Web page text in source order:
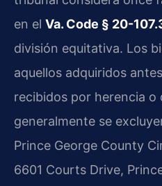
en el Va. Code § 20-
división equitativa. Los
aquellos adquiridos
recibidos por herencia
generalmente se
Prince George County
6601 Courts Drive,